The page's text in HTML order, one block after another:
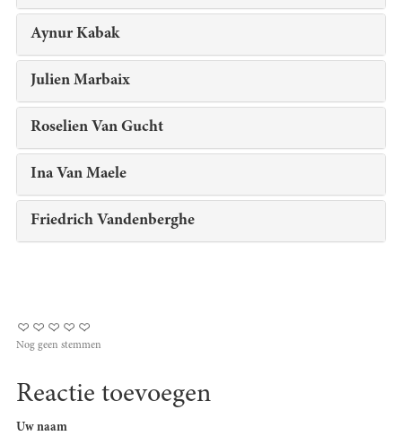
Aynur Kabak
Julien Marbaix
Roselien Van Gucht
Ina Van Maele
Friedrich Vandenberghe
Nog geen stemmen
Reactie toevoegen
Uw naam